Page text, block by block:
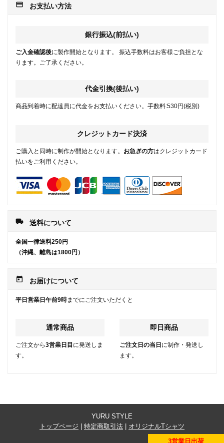
payment お支払い方法
銀行振込(前払い)
ご入金確認後に製作開始となります。 振込手数料はお客様ご負担とな
ります。ご了承ください。
代金引換(後払い)
商品到着時に配達員に代金をお支払いください。手数料:530円(税別)
クレジットカード決済
ご購入と同時に制作が開始となります。 お急ぎの方はクレジットカード
払いをご利用ください。
local_shipping 送料について
全国一律送料250円
（沖縄、離島は1800円）
today お届けについて
平日営業日午前9時までにご注文いただくと
通常商品
ご注文から3営業日目 に発送しま
す。
即日商品
ご注文日の当日 に制作・発送し
ます。
YURU STYLE
トップページ
特定商取引法
オリジナルTシャツ
3営業日出荷